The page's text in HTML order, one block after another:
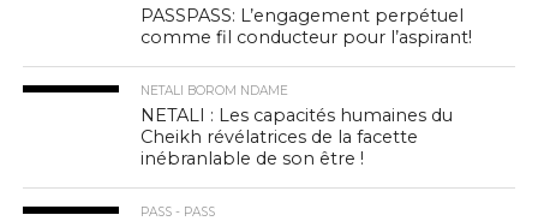
PASSPASS: L’engagement perpétuel
comme fil conducteur pour l’aspirant!
NETALI BOROM NDAME
NETALI : Les capacités humaines du
Cheikh révélatrices de la facette
inébranlable de son être !
PASS - PASS